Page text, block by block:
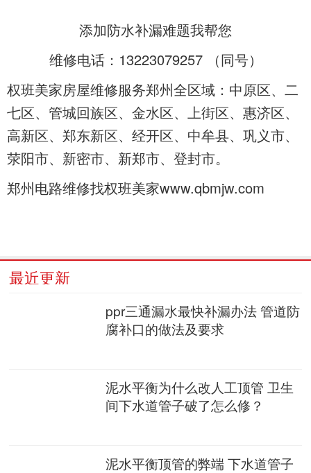
添加防水补漏难题我帮您
维修电话：13223079257 （同号）
权班美家房屋维修服务郑州全区域：中原区、二
七区、管城回族区、金水区、上街区、惠济区、
高新区、郑东新区、经开区、中牟县、巩义市、
荥阳市、新密市、新郑市、登封市。
郑州电路维修找权班美家www.qbmjw.com
最近更新
ppr三通漏水最快补漏办法 管道防
腐补口的做法及要求
泥水平衡为什么改人工顶管 卫生
间下水道管子破了怎么修？
泥水平衡顶管的弊端 下水道管子